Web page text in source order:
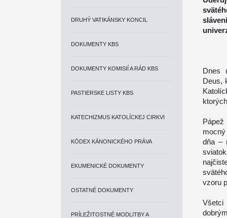
DRUHÝ VATIKÁNSKY KONCIL
DOKUMENTY KBS
DOKUMENTY KOMISIÍ A RÁD KBS
PASTIERSKE LISTY KBS
KATECHIZMUS KATOLÍCKEJ CIRKVI
KÓDEX KÁNONICKÉHO PRÁVA
EKUMENICKÉ DOKUMENTY
OSTATNÉ DOKUMENTY
PRÍLEŽITOSTNÉ MODLITBY A
Dnes
Deus,
dňa ‒
vzoru
Všetci